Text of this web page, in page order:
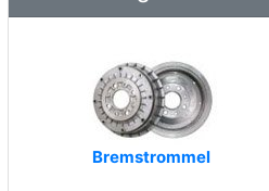
BORG & BECK
BREMS.-U.KUPPL.TEILE
Brake ENGINEERING
Bremstrommel